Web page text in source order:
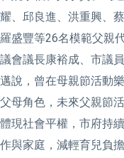
、邱良進、洪重興、
盛豐等26名模範父親
會議長康裕成、市議
說，曾在母親節活動
母角色，未來父親節
現社會平權，市府持
與家庭，減輕育兒負